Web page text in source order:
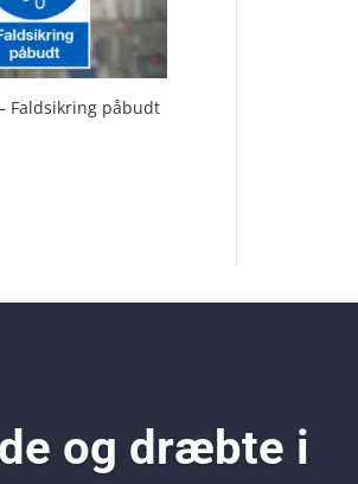
Faldsikring påbudt
og dræbte i